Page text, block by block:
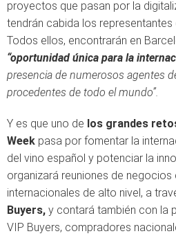
proyectos que pasan por la
tendrán cabida los
Todos ellos, encontrarán en
“oportunidad única para la
presencia de numerosos agentes
procedentes de todo el mundo”.
Y es que uno de los grandes
Week pasa por fomentar la
del vino español y potenciar la
organizará reuniones de
internacionales de alto nivel, a
Buyers, y contará también con la
VIP Buyers, compradores